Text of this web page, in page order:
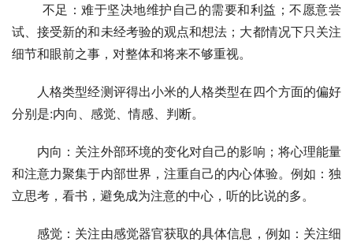
不足：难于坚决地维护自己的需要和利益；不愿意尝
试、接受新的和未经考验的观点和想法；大都情况下只关注
细节和眼前之事，对整体和将来不够重视。
人格类型经测评得出小米的人格类型在四个方面的偏好
分别是:内向、感觉、情感、判断。
内向：关注外部环境的变化对自己的影响；将心理能量
和注意力聚集于内部世界，注重自己的内心体验。例如：独
立思考，看书，避免成为注意的中心，听的比说的多。
感觉：关注由感觉器官获取的具体信息，例如：关注细